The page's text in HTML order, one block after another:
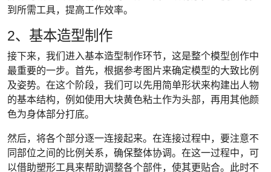
到所需工具，提高工作效率。
2、基本造型制作
接下来，我们进入基本造型制作环节，这是整个模型创作中
最重要的一步。首先，根据参考图片来确定模型的大致比例
及姿势。在这个阶段，我们可以先用简单形状来构建出人物
的基本结构，例如使用大块黄色粘土作为头部，再用其他颜
色为身体部分打底。
然后，将各个部分逐一连接起来。在连接过程中，要注意不
同部位之间的比例关系，确保整体协调。在这一过程中，可
以借助塑形工具来帮助调整各个部件，使其更贴合。此时不